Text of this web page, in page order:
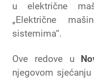
u električne
„Električne
sistemima“.
Ove redove u
njegovom